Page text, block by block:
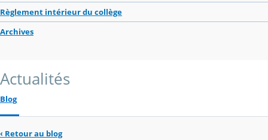
Règlement intérieur du collège
Archives
Actualités
Blog
‹ Retour au blog